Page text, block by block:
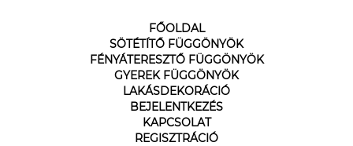
FŐOLDAL
SÖTÉTÍTŐ FÜGGÖNYÖK
FÉNYÁTERESZTŐ FÜGGÖNYÖK
GYEREK FÜGGÖNYÖK
LAKÁSDEKORÁCIÓ
BEJELENTKEZÉS
KAPCSOLAT
REGISZTRÁCIÓ